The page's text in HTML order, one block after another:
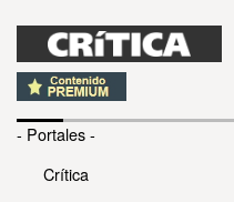
- Portales -
Crítica